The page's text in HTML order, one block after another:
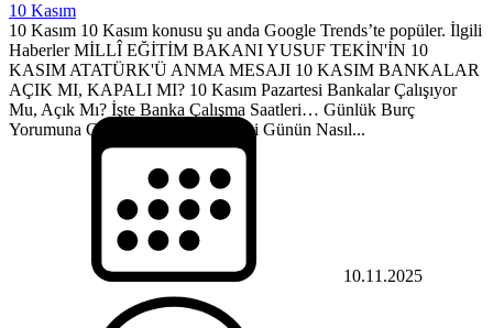
10 Kasım
10 Kasım 10 Kasım konusu şu anda Google Trends’te popüler. İlgili
Haberler MİLLÎ EĞİTİM BAKANI YUSUF TEKİN'İN 10
KASIM ATATÜRK'Ü ANMA MESAJI 10 KASIM BANKALAR
AÇIK MI, KAPALI MI? 10 Kasım Pazartesi Bankalar Çalışıyor
Mu, Açık Mı? İşte Banka Çalışma Saatleri… Günlük Burç
Yorumuna Göre 10 Kasım Pazartesi Günün Nasıl...
10.11.2025